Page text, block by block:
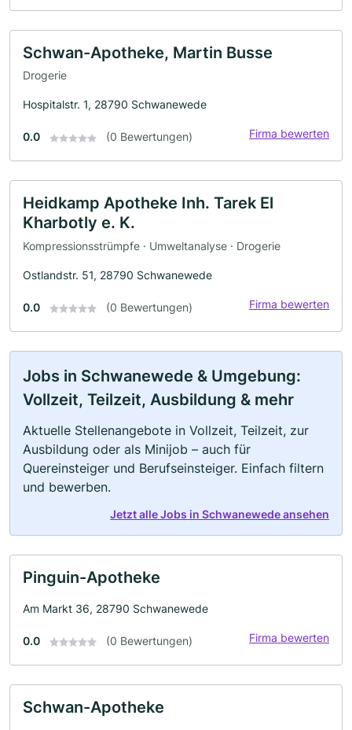
Schwan-Apotheke, Martin Busse
Drogerie
Hospitalstr. 1, 28790 Schwanewede
0.0 (0 Bewertungen) Firma bewerten
Heidkamp Apotheke Inh. Tarek El
Kharbotly e. K.
Kompressionsstrümpfe · Umweltanalyse · Drogerie
Ostlandstr. 51, 28790 Schwanewede
0.0 (0 Bewertungen) Firma bewerten
Jobs in Schwanewede & Umgebung:
Vollzeit, Teilzeit, Ausbildung & mehr
Aktuelle Stellenangebote in Vollzeit, Teilzeit, zur
Ausbildung oder als Minijob – auch für
Quereinsteiger und Berufseinsteiger. Einfach filtern
und bewerben.
Jetzt alle Jobs in Schwanewede ansehen
Pinguin-Apotheke
Am Markt 36, 28790 Schwanewede
0.0 (0 Bewertungen) Firma bewerten
Schwan-Apotheke